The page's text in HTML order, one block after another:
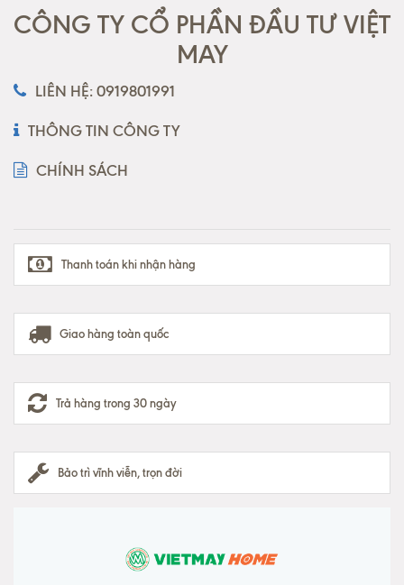
CÔNG TY CỔ PHẦN ĐẦU TƯ VIỆT
MAY
LIÊN HỆ: 0919801991
THÔNG TIN CÔNG TY
CHÍNH SÁCH
Thanh toán khi nhận hàng
Giao hàng toàn quốc
Trả hàng trong 30 ngày
Bảo trì vĩnh viễn, trọn đời